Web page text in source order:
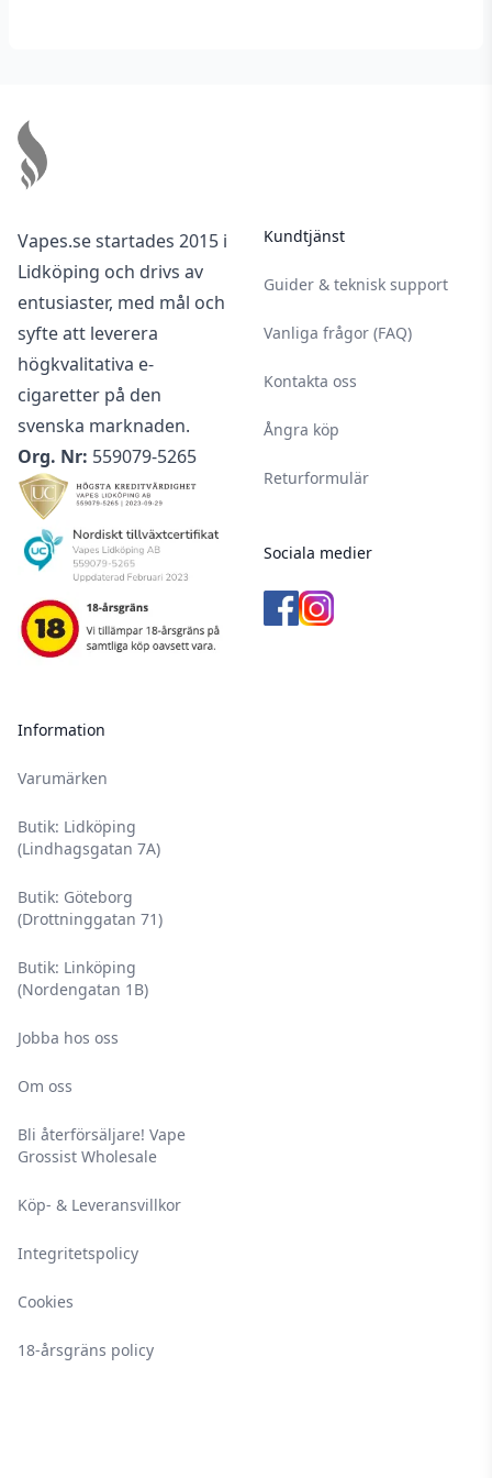
Vapes.se startades 2015 i
Lidköping och drivs av
entusiaster, med mål och
syfte att leverera
högkvalitativa e-
cigaretter på den
svenska marknaden.
Org. Nr: 559079-5265
Information
Varumärken
Butik: Lidköping
(Lindhagsgatan 7A)
Butik: Göteborg
(Drottninggatan 71)
Butik: Linköping
(Nordengatan 1B)
Jobba hos oss
Om oss
Bli återförsäljare! Vape
Grossist Wholesale
Köp- & Leveransvillkor
Integritetspolicy
Cookies
18-årsgräns policy
Kundtjänst
Guider & teknisk support
Vanliga frågor (FAQ)
Kontakta oss
Ångra köp
Returformulär
Sociala medier